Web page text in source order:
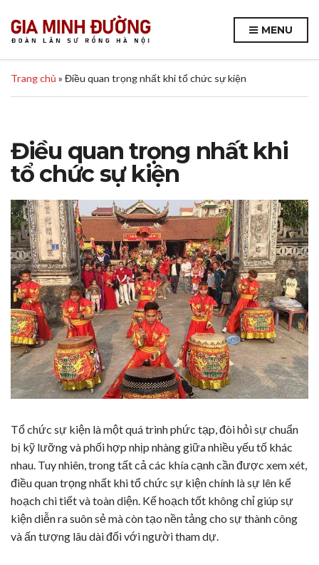
MENU
Trang chủ » Điều quan trọng nhất khi tổ chức sự kiện
Điều quan trọng nhất khi
tổ chức sự kiện
Tổ chức sự kiện là một quá trình phức tạp, đòi hỏi sự chuẩn
bị kỹ lưỡng và phối hợp nhịp nhàng giữa nhiều yếu tố khác
nhau. Tuy nhiên, trong tất cả các khía cạnh cần được xem xét,
điều quan trọng nhất khi tổ chức sự kiện chính là sự lên kế
hoạch chi tiết và toàn diện. Kế hoạch tốt không chỉ giúp sự
kiện diễn ra suôn sẻ mà còn tạo nền tảng cho sự thành công
và ấn tượng lâu dài đối với người tham dự.